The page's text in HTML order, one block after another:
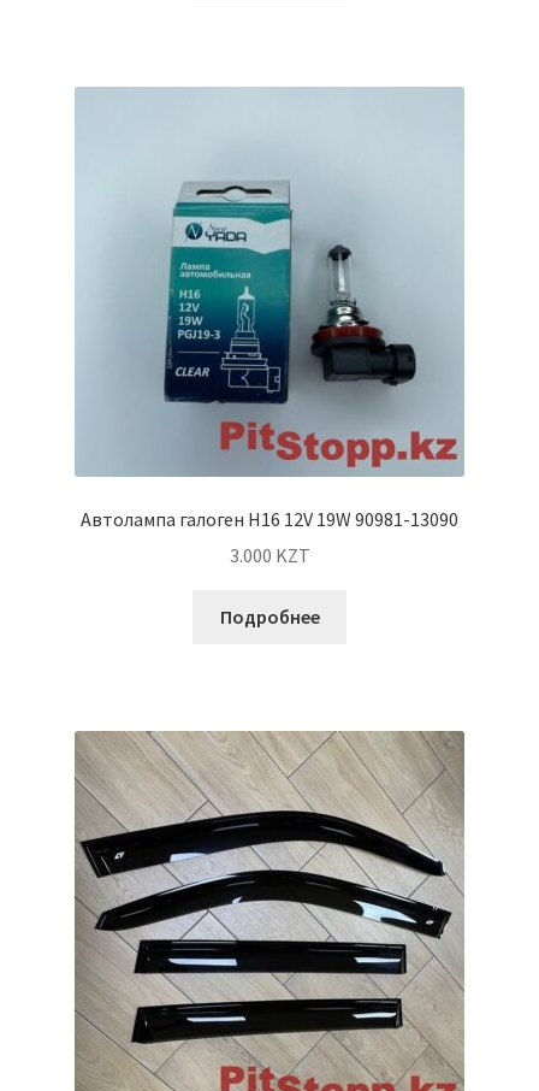
Автолампа галоген H16 12V 19W 90981-13090
3.000 KZT
Подробнее